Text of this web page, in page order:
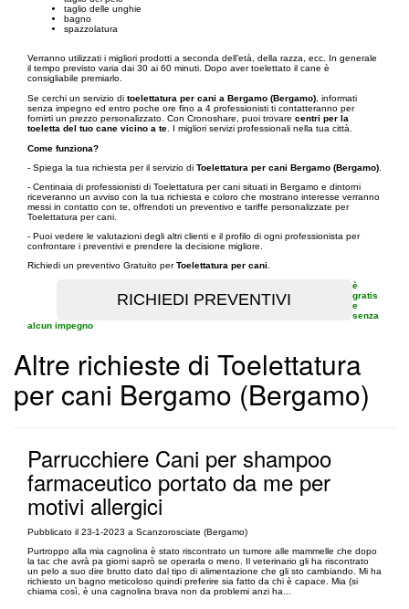
taglio delle unghie
bagno
spazzolatura
Verranno utilizzati i migliori prodotti a seconda dell’età, della razza, ecc. In generale
il tempo previsto varia dai 30 ai 60 minuti. Dopo aver toelettato il cane è
consigliabile premiarlo.
Se cerchi un servizio di toelettatura per cani a Bergamo (Bergamo) , informati
senza impegno ed entro poche ore fino a 4 professionisti ti contatteranno per
fornirti un prezzo personalizzato. Con Cronoshare, puoi trovare centri per la
toeletta del tuo cane vicino a te . I migliori servizi professionali nella tua città.
Come funziona?
- Spiega la tua richiesta per il servizio di Toelettatura per cani Bergamo (Bergamo)
- Centinaia di professionisti di Toelettatura per cani situati in Bergamo e dintorni
riceveranno un avviso con la tua richiesta e coloro che mostrano interesse verranno
messi in contatto con te, offrendoti un preventivo e tariffe personalizzate per
Toelettatura per cani.
- Puoi vedere le valutazioni degli altri clienti e il profilo di ogni professionista per
confrontare i preventivi e prendere la decisione migliore.
Richiedi un preventivo Gratuito perToelettatura per cani
è
gratis
e
senza
alcun impegno
Altre richieste di Toelettatura
per cani Bergamo (Bergamo)
Parrucchiere Cani per shampoo
farmaceutico portato da me per
motivi allergici
Pubblicato il 23-1-2023 a Scanzorosciate (Bergamo)
Purtroppo alla mia cagnolina è stato riscontrato un tumore alle mammelle che dopo
la tac che avrà pa giorni saprò se operarla o meno. Il veterinario gli ha riscontrato
un pelo a suo dire brutto dato dal tipo di alimentazione che gli sto cambiando. Mi ha
richiesto un bagno meticoloso quindi preferire sia fatto da chi è capace. Mia (si
chiama così, è una cagnolina brava non da problemi anzi ha...